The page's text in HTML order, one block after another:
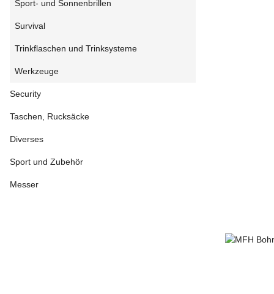
Sport- und Sonnenbrillen
Survival
Trinkflaschen und Trinksysteme
Werkzeuge
Security
Taschen, Rucksäcke
Diverses
Sport und Zubehör
Messer